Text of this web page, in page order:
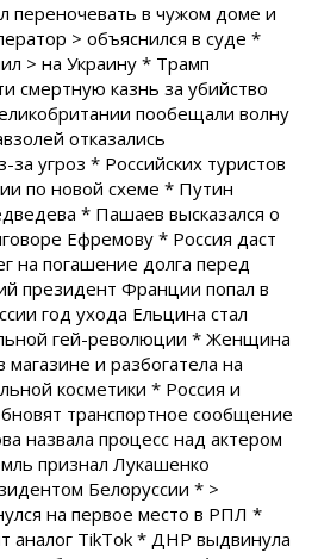
переночевать в чужом доме и
> объяснился в суде *
> на Украину * Трамп
смертную казнь за убийство
пообещали волну
отказались
угроз * Российских туристов
по новой схеме * Путин
* Пашаев высказался о
Ефремову * Россия даст
на погашение долга перед
президент Франции попал в
год ухода Ельцина стал
гей-революции * Женщина
магазине и разбогатела на
косметики * Россия и
транспортное сообщение
назвала процесс над актером
признал Лукашенко
Белоруссии * >
на первое место в РПЛ *
аналог TikTok * ДНР выдвинула